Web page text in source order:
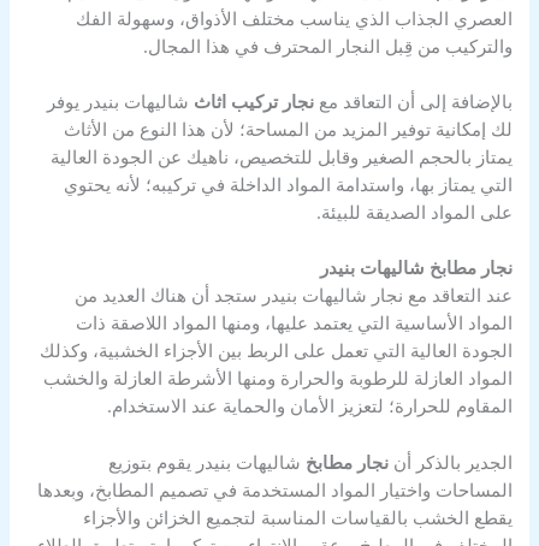
العصري الجذاب الذي يناسب مختلف الأذواق، وسهولة الفك
والتركيب من قِبل النجار المحترف في هذا المجال.
بالإضافة إلى أن التعاقد معنجار تركيب اثاث شاليهات بنيدر يوفر
لك إمكانية توفير المزيد من المساحة؛ لأن هذا النوع من الأثاث
يمتاز بالحجم الصغير وقابل للتخصيص، ناهيك عن الجودة العالية
التي يمتاز بها، واستدامة المواد الداخلة في تركيبه؛ لأنه يحتوي
على المواد الصديقة للبيئة.
نجار مطابخ شاليهات بنيدر
عند التعاقد مع نجار شاليهات بنيدر ستجد أن هناك العديد من
المواد الأساسية التي يعتمد عليها، ومنها المواد اللاصقة ذات
الجودة العالية التي تعمل على الربط بين الأجزاء الخشبية، وكذلك
المواد العازلة للرطوبة والحرارة ومنها الأشرطة العازلة والخشب
المقاوم للحرارة؛ لتعزيز الأمان والحماية عند الاستخدام.
الجدير بالذكر أننجار مطابخ شاليهات بنيدر يقوم بتوزيع
المساحات واختيار المواد المستخدمة في تصميم المطابخ، وبعدها
يقطع الخشب بالقياسات المناسبة لتجميع الخزائن والأجزاء